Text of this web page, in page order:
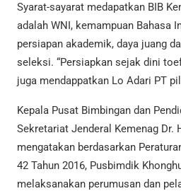
Syarat-sayarat medapatkan BIB
adalah WNI, kemampuan Bahasa
persiapan akademik, daya juang
seleksi. “Persiapkan sejak dini
juga mendappatkan Lo Adari PT
Kepala Pusat Bimbingan dan
Sekretariat Jenderal Kemenag Dr.
mengatakan berdasarkan
42 Tahun 2016, Pusbimdik
melaksanakan perumusan dan